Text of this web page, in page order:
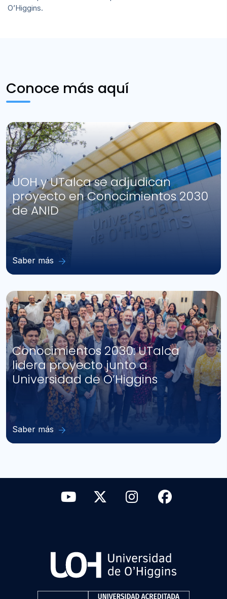
O’Higgins.
Conoce más aquí
UOH y UTalca se adjudican
proyecto en Conocimientos 2030
de ANID
Saber más
Conocimientos 2030: UTalca
lidera proyecto junto a
Universidad de O’Higgins
Saber más